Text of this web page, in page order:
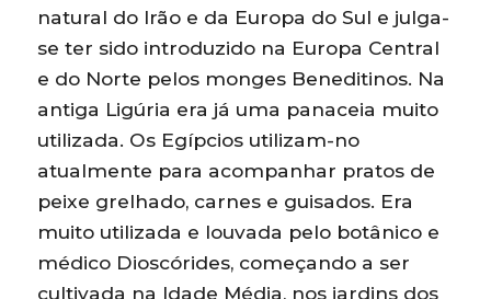
natural do Irão e da Europa do Sul e julga-
se ter sido introduzido na Europa Central
e do Norte pelos monges Beneditinos. Na
antiga Ligúria era já uma panaceia muito
utilizada. Os Egípcios utilizam-no
atualmente para acompanhar pratos de
peixe grelhado, carnes e guisados. Era
muito utilizada e louvada pelo botânico e
médico Dioscórides, começando a ser
cultivada na Idade Média, nos jardins dos